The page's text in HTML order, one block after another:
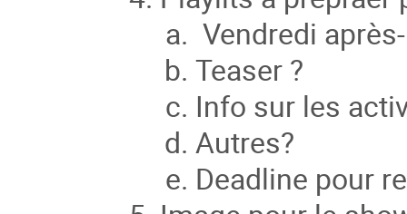
Vendredi
Teaser ?
Info sur les
Autres?
Deadline pour